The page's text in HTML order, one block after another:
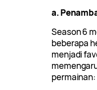
a.
Season 6
beberapa
menjadi
permainan: